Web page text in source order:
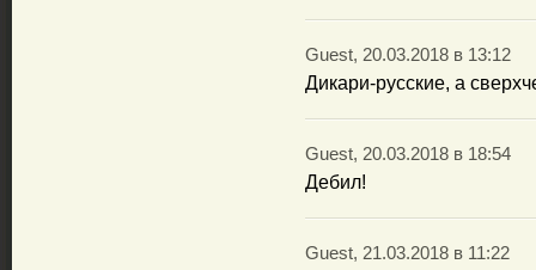
Guest, 20.03.2018 в 13:12
Дикари-русские, а
Guest, 20.03.2018 в 18:54
Дебил!
Guest, 21.03.2018 в 11:22